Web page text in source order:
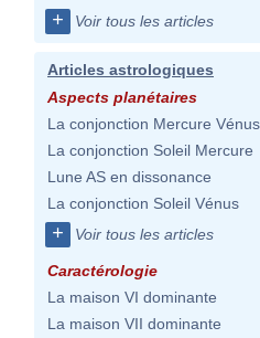
+ Voir tous les articles
Articles astrologiques
Aspects planétaires
La conjonction Mercure Vénus
La conjonction Soleil Mercure
Lune AS en dissonance
La conjonction Soleil Vénus
+ Voir tous les articles
Caractérologie
La maison VI dominante
La maison VII dominante